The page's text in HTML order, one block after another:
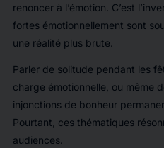
renoncer à l’émotion. C’est
fortes émotionnellement sont
une réalité plus brute.
Parler de solitude pendant les
charge émotionnelle, ou même
injonctions de bonheur
Pourtant, ces thématiques
audiences.